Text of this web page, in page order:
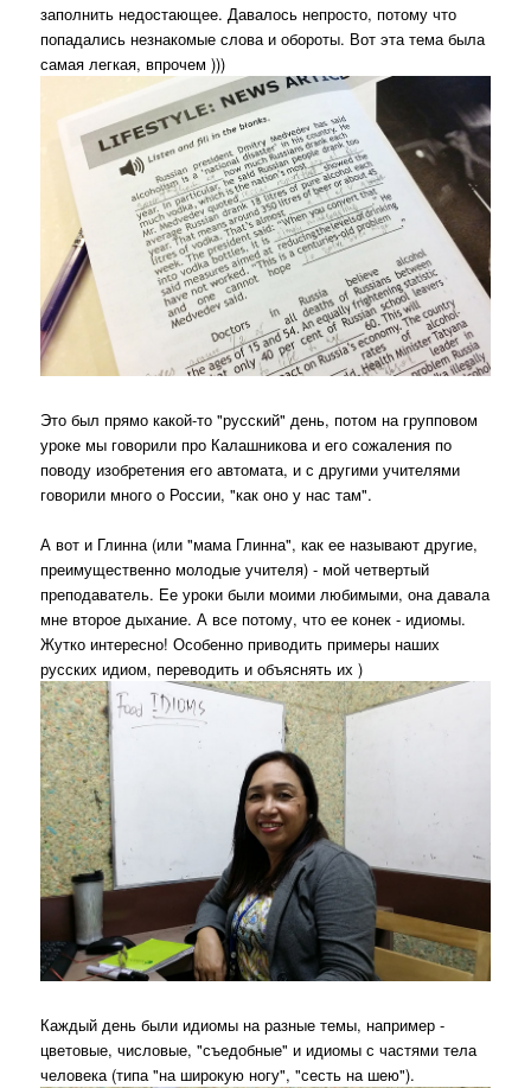
заполнить недостающее. Давалось непросто, потому что
попадались незнакомые слова и обороты. Вот эта тема была
самая легкая, впрочем )))
Это был прямо какой-то "русский" день, потом на групповом
уроке мы говорили про Калашникова и его сожаления по
поводу изобретения его автомата, и с другими учителями
говорили много о России, "как оно у нас там".
А вот и Глинна (или "мама Глинна", как ее называют другие,
преимущественно молодые учителя) - мой четвертый
преподаватель. Ее уроки были моими любимыми, она давала
мне второе дыхание. А все потому, что ее конек - идиомы.
Жутко интересно! Особенно приводить примеры наших
русских идиом, переводить и объяснять их )
Каждый день были идиомы на разные темы, например -
цветовые, числовые, "съедобные" и идиомы с частями тела
человека (типа "на широкую ногу", "сесть на шею").